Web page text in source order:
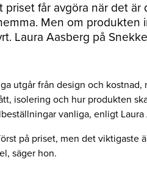
priset får avgöra när det är
Men om produkten
Laura Aasberg på
utgår från design och
isolering och hur produkten
vanliga, enligt Laura
på priset, men det viktigaste
säger hon.